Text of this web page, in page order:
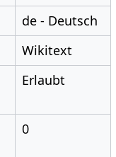
de - Deutsch
Wikitext
Erlaubt
0